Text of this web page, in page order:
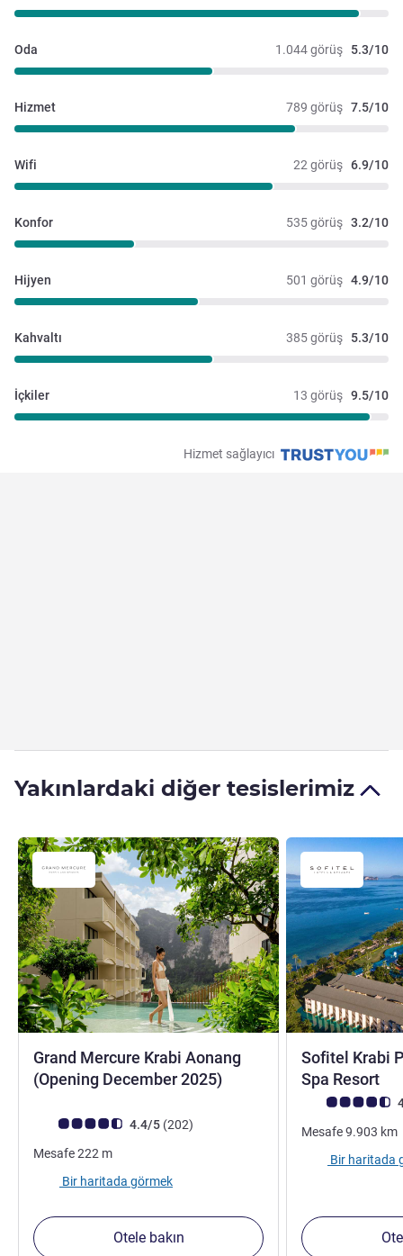
1.044 görüş 5.3/10
Oda
789 görüş 7.5/10
Hizmet
22 görüş 6.9/10
Wifi
535 görüş 3.2/10
Konfor
501 görüş 4.9/10
Hijyen
385 görüş 5.3/10
Kahvaltı
13 görüş 9.5/10
İçkiler
Hizmet sağlayıcı
Yakınlardaki diğer tesislerimiz
Grand Mercure Krabi Aonang
(Opening December 2025)5 yıldız
Avis müşterileri puanı (ALL Puanlama)
4.4/5 (202görüş
)
Mesafe222 m
Bir haritada görmek
Otele bakın
Sofitel Krabi
Spa Resort
Avis müşterileri
Mesafe9.903 km
Bir haritada